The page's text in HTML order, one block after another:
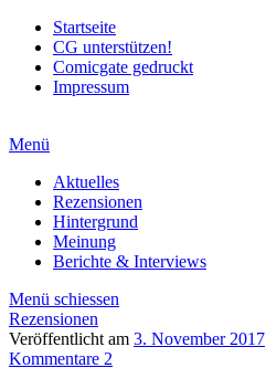
Startseite
CG unterstützen!
Comicgate gedruckt
Impressum
Menü
Aktuelles
Rezensionen
Hintergrund
Meinung
Berichte & Interviews
Menü schiessen
Rezensionen
Veröffentlicht am 3. November 2017
Kommentare 2